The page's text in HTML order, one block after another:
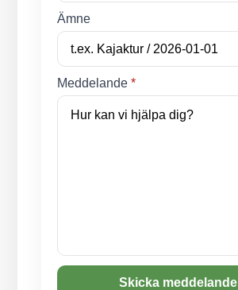
Ämne
Meddelande *
Skicka meddelande